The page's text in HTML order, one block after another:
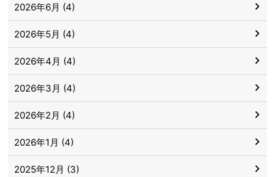
2026年6月 (4)
2026年5月 (4)
2026年4月 (4)
2026年3月 (4)
2026年2月 (4)
2026年1月 (4)
2025年12月 (3)